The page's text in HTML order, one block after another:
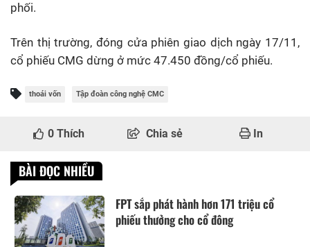
phối.
Trên thị trường, đóng cửa phiên giao dịch ngày 17/11,
cổ phiếu CMG dừng ở mức 47.450 đồng/cổ phiếu.
thoái vốn Tập đoàn công nghệ CMC
0 Thích Chia sẻ In
BÀI ĐỌC NHIỀU
FPT sắp phát hành hơn 171 triệu cổ
phiếu thưởng cho cổ đông